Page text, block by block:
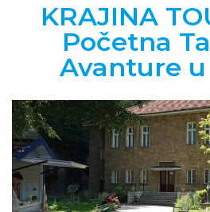
KRAJINA
Početna
Avanture